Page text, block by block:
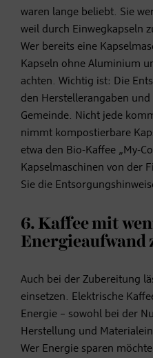
waren lange beliebt. Sie
weil durch Einwegkapseln
Wer bereits eine
Kapseln ohne Aluminium
achten. Wichtig ist: Die
den Herstellerangaben
Gemeinde. Nicht jede
nimmt kompostierbare
etwa den Bio-Kaffee „My-
Kapselmaschinen von der
Sie die
6. Kaffee mit
Energieaufwand
Auch bei der Zubereitung
einsetzen. Elektrische
Energie – sowohl bei der
Herstellung und
Wer Energie sparen